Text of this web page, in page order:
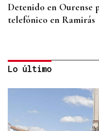
Detenido en Ourense
telefónico en Ramirás
Lo último